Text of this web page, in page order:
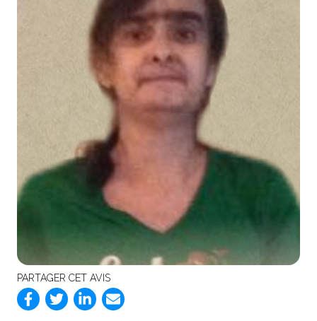
PARTAGER CET AVIS